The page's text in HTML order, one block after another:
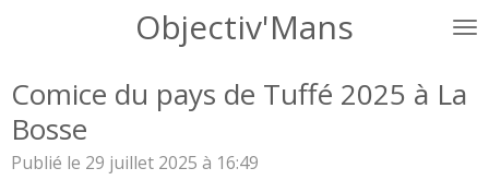
principal
Objectiv'Mans
Comice du pays de Tuffé 2025 à La
Bosse
Publié le 29 juillet 2025 à 16:49